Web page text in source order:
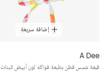
إضافة سريعة
A Dee
قبعة شمس قطن بطبعة فواكه لون أبيض للبنات